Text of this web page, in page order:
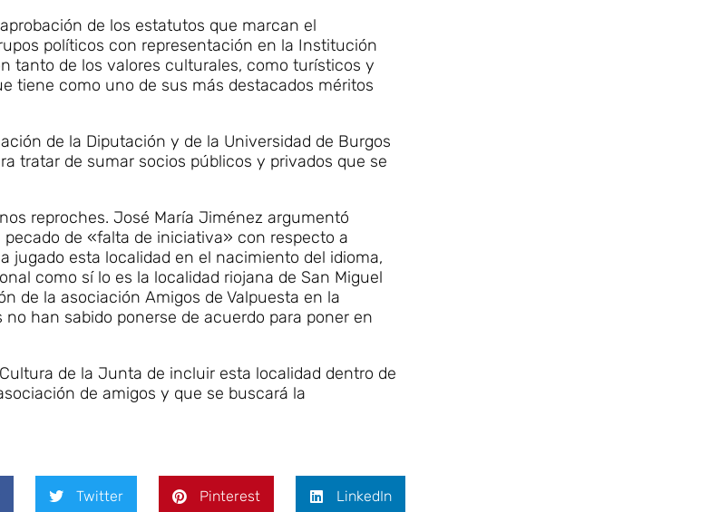
de los estatutos que marcan el
políticos con representación en la Institución
tanto de los valores culturales, como turísticos y
tiene como uno de sus más destacados méritos
de la Diputación y de la Universidad de Burgos
tratar de sumar socios públicos y privados que se
reproches. José María Jiménez argumentó
de «falta de iniciativa» con respecto a
jugado esta localidad en el nacimiento del idioma,
como sí lo es la localidad riojana de San Miguel
de la asociación Amigos de Valpuesta en la
han sabido ponerse de acuerdo para poner en
de la Junta de incluir esta localidad dentro de
de amigos y que se buscará la
Twitter Pinterest LinkedIn